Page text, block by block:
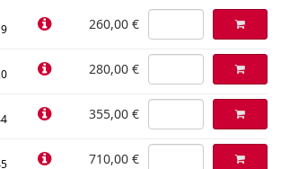
260,00 €
280,00 €
355,00 €
710,00 €